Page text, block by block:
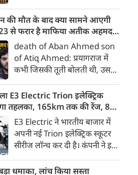
किया है। सरकार ने AI से तैयार कंटेंट
पर स्पष्ट लेबल और पहचान योग्य
मेटाडेटा उपलब्ध कराना अनिवार्य
किया है। साथ ही, सरकारी या
न्यायालय के आदेश के आधार पर
गैरकानूनी जानकारी हटाने की
समयसीमा 36 घंटे से घटाकर 3 घंटे
कर दी गई है।
की मौत के बाद क्या सामने आएगी
से फरार है माफिया अतीक अहमद
death of Aban Ahmed son
of Atiq Ahmed: प्रयागराज में
कभी जिसकी तूती बोलती थी, उस
अहमद के कुनबे पर कानून और
किस्मत की दोहरी मार पड़ रही है।
जिस झांसी जिले में अप्रैल 2023 में
अतीक के एनकाउंटर में मारे गए बेटे
असद की सांसें थमी थीं, उसी झांसी में
अब उसके छोटे बेटे अबान की भीषण
सड़क दुर्घटना में जान चली गई है।
E3 Electric Trion इलेक्ट्रिक
तहलका, 165km तक की रेंज, 8
वारंटी, कीमत जानेंगे तो हो जाएंगे
E3 Electric ने भारतीय बाजार में
अपनी नई Trion इलेक्ट्रिक स्कूटर
सीरीज लॉन्च कर दी है। कंपनी ने इसे
पेश किया है। Trion की शुरुआती
धमाका, लांच किया सस्ता